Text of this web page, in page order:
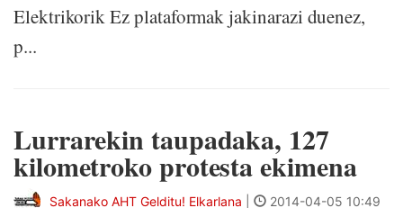
Elektrikorik Ez plataformak jakinarazi duenez,
p...
Lurrarekin taupadaka, 127
kilometroko protesta ekimena
Sakanako AHT Gelditu! Elkarlana 2014-04-05 10:49